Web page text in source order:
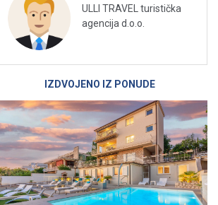
ULLI TRAVEL turistička
agencija d.o.o.
IZDVOJENO IZ PONUDE